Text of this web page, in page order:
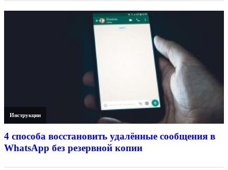
Инструкции
4 способа восстановить удалённые сообщения в
WhatsApp без резервной копии